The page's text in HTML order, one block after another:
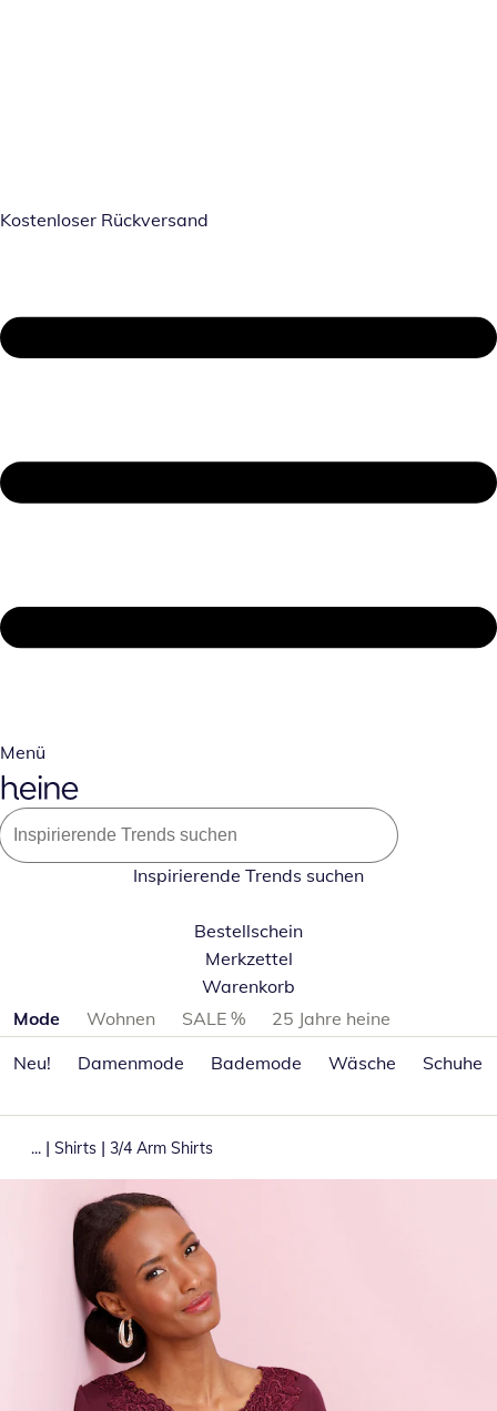
Kostenloser Rückversand
Menü
Inspirierende Trends suchen
Bestellschein
Merkzettel
Warenkorb
Produktkategorien überspringen
Mode Wohnen SALE %
25 Jahre heine
Neu!
Damenmode Bademode Wäsche Schuhe
... | Shirts | 3/4 Arm Shirts